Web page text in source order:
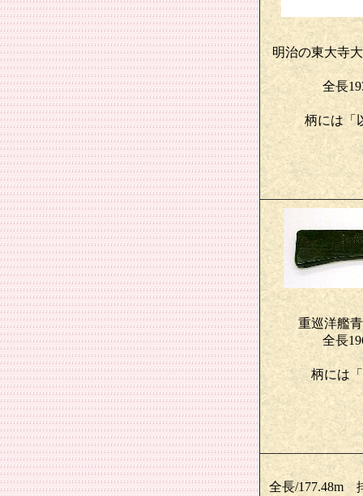
明治の東大寺
全長
柄には「
重巡洋艦
全長
柄には
全長/177.48m